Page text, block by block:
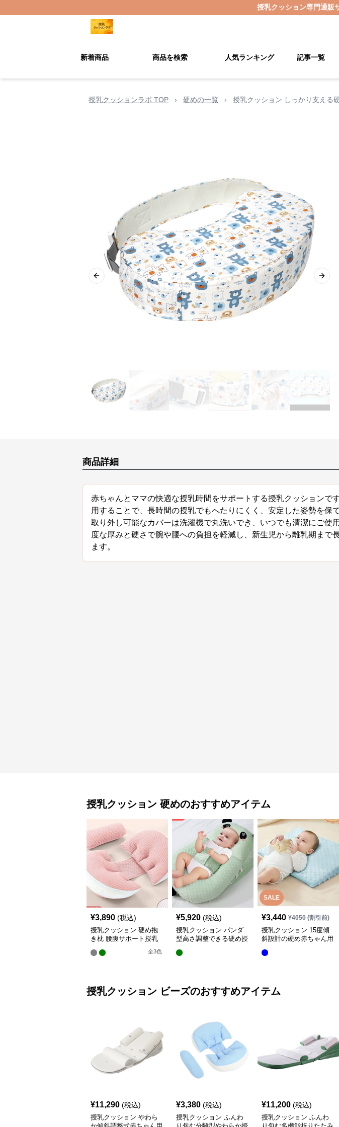
授乳クッション専門通販
新着商品 商品を検索 人気ランキング 記事一覧
授乳クッションラボ TOP › 硬めの一覧 › 授乳クッション しっかり支える
Previous slide Next
商品詳細
赤ちゃんとママの快適な授乳時間をサポートする授乳クッションで
用することで、長時間の授乳でもへたりにくく、安定した姿勢を保て
取り外し可能なカバーは洗濯機で丸洗いでき、いつでも清潔にご使
度な厚みと硬さで腕や腰への負担を軽減し、新生児から離乳期まで
ます。
授乳クッション 硬めのおすすめアイテム
¥3,890 (税込)
授乳クッション 硬め抱
き枕 腰腹サポート授乳
全3色
¥5,920 (税込)
授乳クッション パンダ
型高さ調整できる硬め授
SALE
¥3,440 ¥4050(割引前)
授乳クッション 15度傾
斜設計の硬め赤ちゃん用
授乳クッション ビーズのおすすめアイテム
¥11,290 (税込)
授乳クッション やわら
¥3,380 (税込)
授乳クッション ふんわ
¥11,200 (税込)
授乳クッション ふんわ